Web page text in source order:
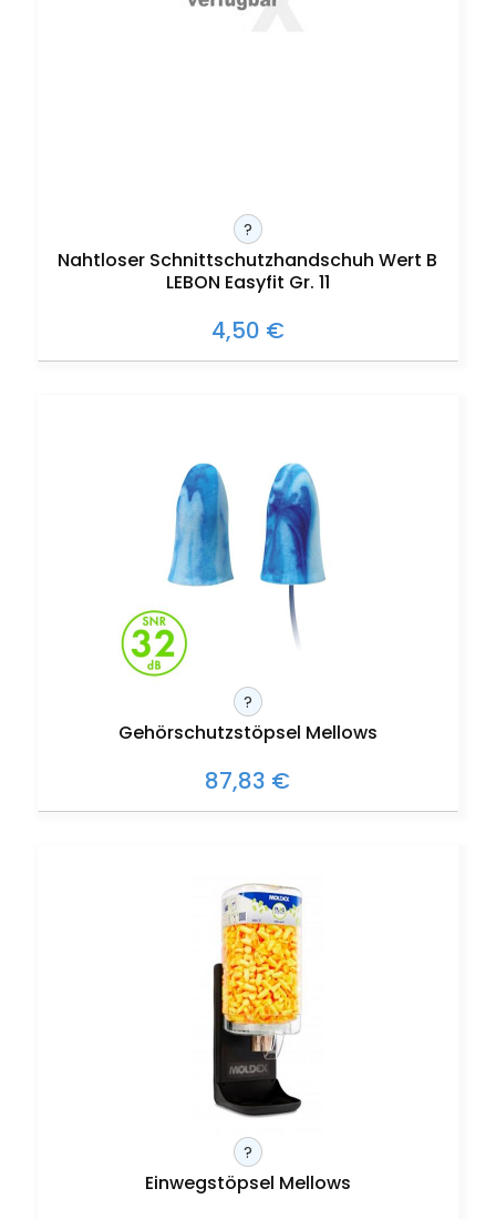
?
Nahtloser Schnittschutzhandschuh Wert B
LEBON Easyfit Gr. 11
4,50 €
?
Gehörschutzstöpsel Mellows
87,83 €
?
Einwegstöpsel Mellows